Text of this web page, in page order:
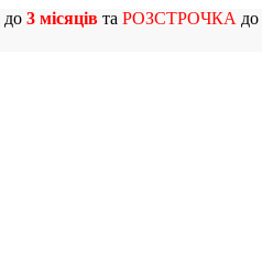
до 3 місяцівта РОЗСТРОЧКА до